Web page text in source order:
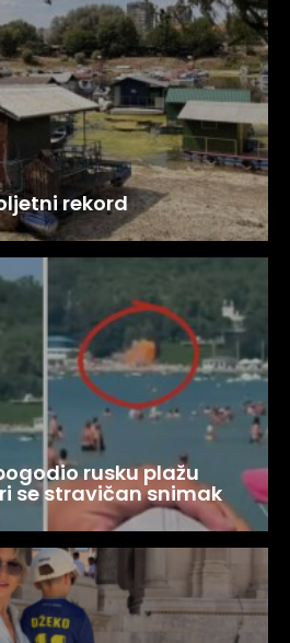
rekord
rusku plažu
se stravičan snimak